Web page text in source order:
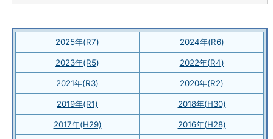
2025年(R7) 2024年(R6)
2023年(R5) 2022年(R4)
2021年(R3) 2020年(R2)
2019年(R1) 2018年(H30)
2017年(H29) 2016年(H28)